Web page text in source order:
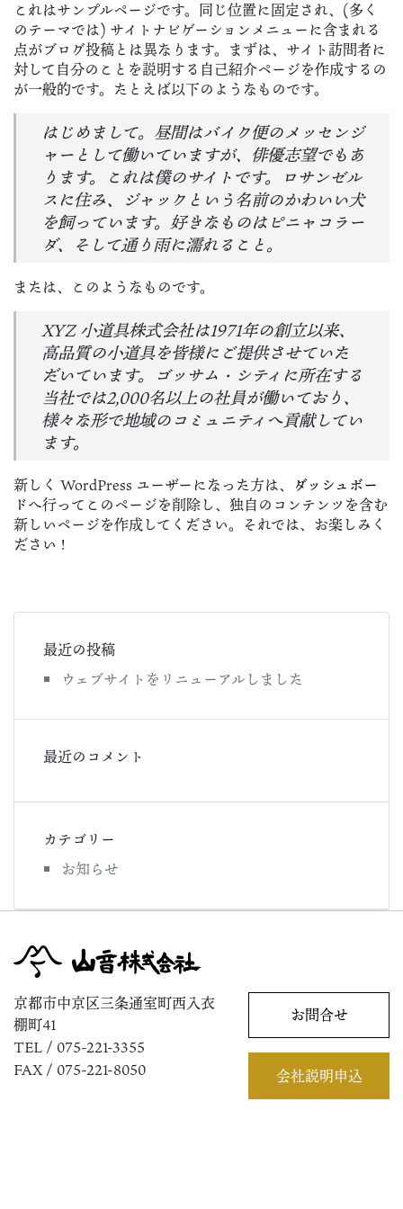
これはサンプルページです。同じ位置に固定され、(多く
のテーマでは) サイトナビゲーションメニューに含まれる
点がブログ投稿とは異なります。まずは、サイト訪問者に
対して自分のことを説明する自己紹介ページを作成するの
が一般的です。たとえば以下のようなものです。
はじめまして。昼間はバイク便のメッセンジ
ャーとして働いていますが、俳優志望でもあ
ります。これは僕のサイトです。ロサンゼル
スに住み、ジャックという名前のかわいい犬
を飼っています。好きなものはピニャコラー
ダ、そして通り雨に濡れること。
または、このようなものです。
XYZ 小道具株式会社は1971年の創立以来、
高品質の小道具を皆様にご提供させていた
だいています。ゴッサム・シティに所在する
当社では2,000名以上の社員が働いており、
様々な形で地域のコミュニティへ貢献してい
ます。
新しく WordPress ユーザーになった方は、 ダッシュボー
ドへ行ってこのページを削除し、独自のコンテンツを含む
新しいページを作成してください。それでは、お楽しみく
ださい !
最近の投稿
ウェブサイトをリニューアルしました
最近のコメント
カテゴリー
お知らせ
京都市中京区三条通室町西入衣
棚町41
TEL / 075-221-3355
FAX / 075-221-8050
お問合せ
会社説明申込